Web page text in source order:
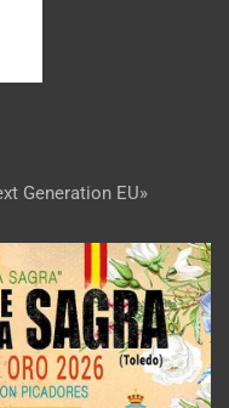
Generation EU»